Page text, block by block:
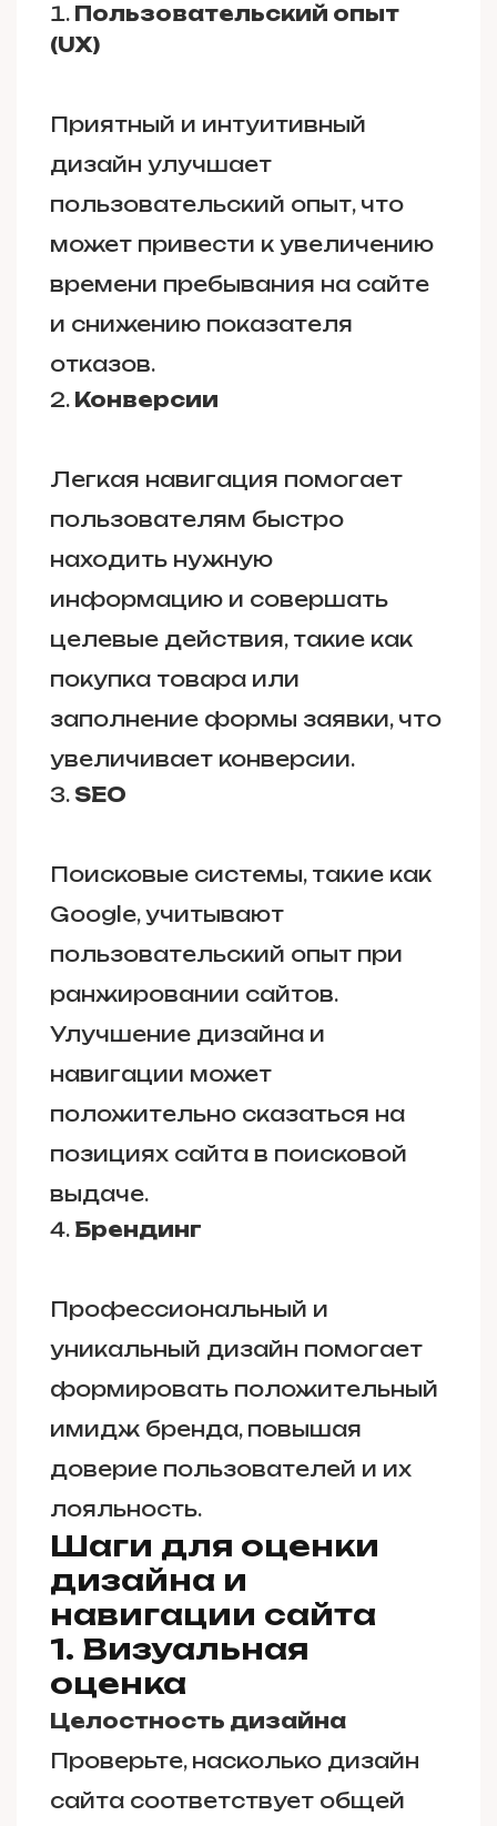
Пользовательский опыт
(UX)
Приятный и интуитивный
дизайн улучшает
пользовательский опыт, что
может привести к увеличению
времени пребывания на сайте
и снижению показателя
отказов.
Конверсии
Легкая навигация помогает
пользователям быстро
находить нужную
информацию и совершать
целевые действия, такие как
покупка товара или
заполнение формы заявки, что
увеличивает конверсии.
SEO
Поисковые системы, такие как
Google, учитывают
пользовательский опыт при
ранжировании сайтов.
Улучшение дизайна и
навигации может
положительно сказаться на
позициях сайта в поисковой
выдаче.
Брендинг
Профессиональный и
уникальный дизайн помогает
формировать положительный
имидж бренда, повышая
доверие пользователей и их
лояльность.
Шаги для оценки
дизайна и
навигации сайта
1. Визуальная
оценка
Целостность дизайна
Проверьте, насколько дизайн
сайта соответствует общей